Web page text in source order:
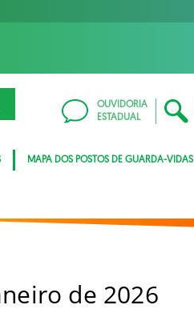
OUVIDORIA
ESTADUAL
MAPA DOS POSTOS DE GUARDA-VIDAS
de 2026